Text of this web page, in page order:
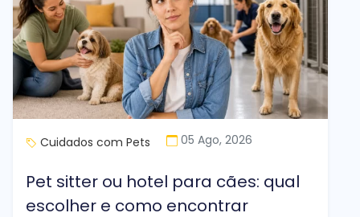
Cuidados com Pets 05 Ago, 2026
Pet sitter ou hotel para cães: qual
escolher e como encontrar